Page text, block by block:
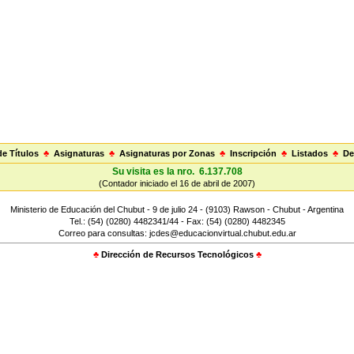
Títulos ♣ Asignaturas ♣ Asignaturas por Zonas ♣ Inscripción ♣ Listados ♣
Su visita es la nro. 6.137.708
(Contador iniciado el 16 de abril de 2007)
Ministerio de Educación del Chubut - 9 de julio 24 - (9103) Rawson - Chubut - Argentina
Tel.: (54) (0280) 4482341/44 - Fax: (54) (0280) 4482345
Correo para consultas: jcdes@educacionvirtual.chubut.edu.ar
♣ Dirección de Recursos Tecnológicos ♣